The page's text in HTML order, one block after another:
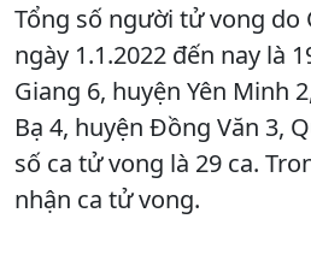
Tổng số người tử vong do
ngày 1.1.2022 đến nay là
Giang 6, huyện Yên Minh
Bạ 4, huyện Đồng Văn 3,
số ca tử vong là 29 ca.
nhận ca tử vong.